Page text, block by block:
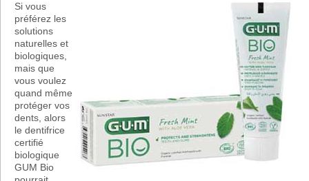
Si vous
préférez les
solutions
naturelles et
biologiques,
mais que
vous voulez
quand même
protéger vos
dents, alors
le dentifrice
certifié
biologique
GUM Bio